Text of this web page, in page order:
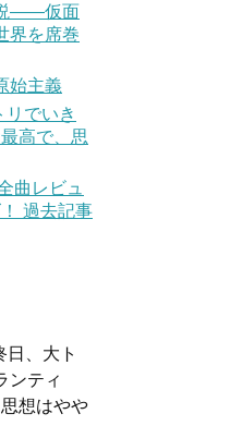
説——仮面
界を席巻
始主義
リでいき
高で、思
曲レビュ
過去記事
日、大ト
ンティ
想はやや